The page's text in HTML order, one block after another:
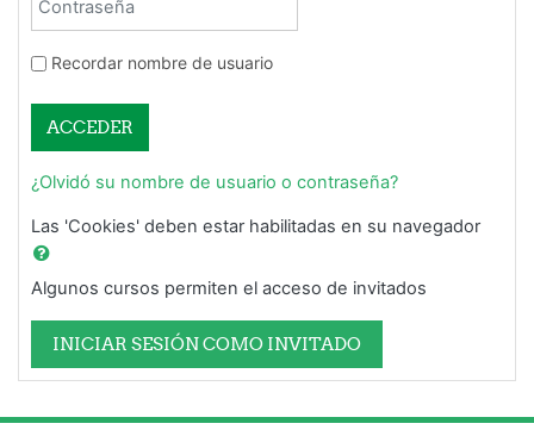
Recordar nombre de usuario
ACCEDER
¿Olvidó su nombre de usuario o contraseña?
Las 'Cookies' deben estar habilitadas en su navegador
Algunos cursos permiten el acceso de invitados
INICIAR SESIÓN COMO INVITADO